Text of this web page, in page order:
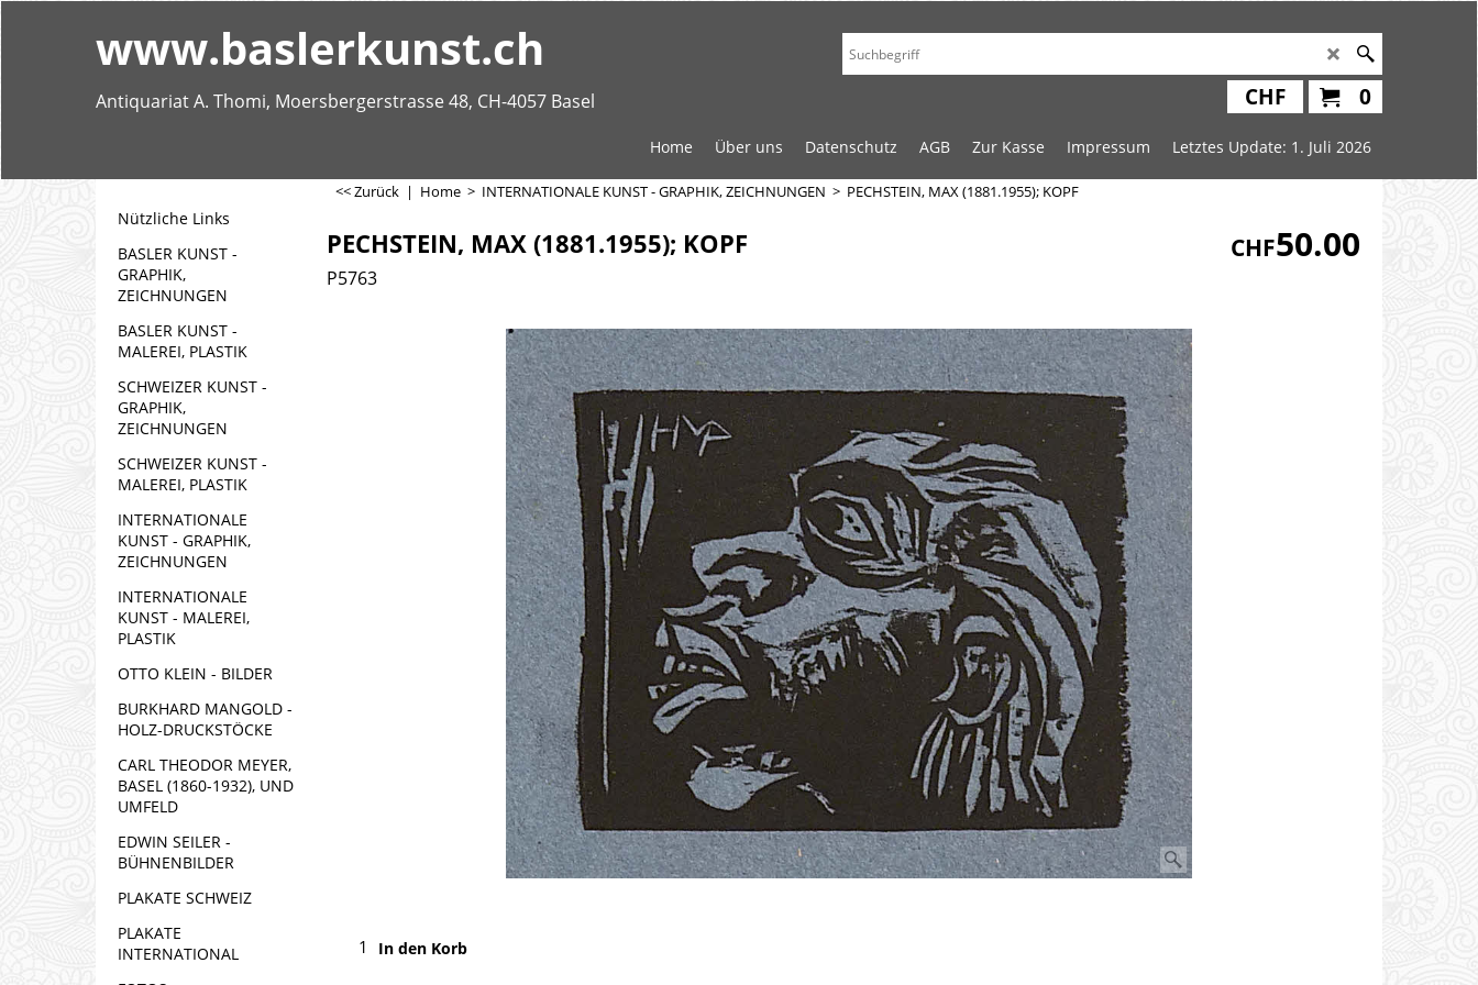
www.baslerkunst.ch
Antiquariat A. Thomi, Moersbergerstrasse 48, CH-4057 Basel 0
CHF
Home Über uns Datenschutz AGB Zur Kasse Impressum Letztes Update: 1. Juli 2026
Nützliche Links
BASLER KUNST -
GRAPHIK,
ZEICHNUNGEN
BASLER KUNST -
MALEREI, PLASTIK
SCHWEIZER KUNST -
GRAPHIK,
ZEICHNUNGEN
SCHWEIZER KUNST -
MALEREI, PLASTIK
INTERNATIONALE
KUNST - GRAPHIK,
ZEICHNUNGEN
INTERNATIONALE
KUNST - MALEREI,
PLASTIK
OTTO KLEIN - BILDER
BURKHARD MANGOLD -
HOLZ-DRUCKSTÖCKE
CARL THEODOR MEYER,
BASEL (1860-1932), UND
UMFELD
EDWIN SEILER -
BÜHNENBILDER
PLAKATE SCHWEIZ
PLAKATE
INTERNATIONAL
<< Zurück | Home > INTERNATIONALE KUNST - GRAPHIK, ZEICHNUNGEN > PECHSTEIN, MAX (1881.1955); KOPF
PECHSTEIN, MAX (1881.1955); KOPF
P5763
CHF50.00
In den Korb